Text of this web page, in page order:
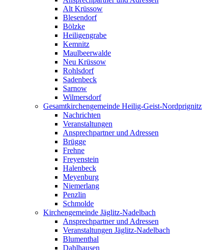
Alt Krüssow
Blesendorf
Bölzke
Heiligengrabe
Kemnitz
Maulbeerwalde
Neu Krüssow
Rohlsdorf
Sadenbeck
Sarnow
Wilmersdorf
Gesamtkirchengemeinde Heilig-Geist-Nordprignitz
Nachrichten
Veranstaltungen
Ansprechpartner und Adressen
Brügge
Frehne
Freyenstein
Halenbeck
Meyenburg
Niemerlang
Penzlin
Schmolde
Kirchengemeinde Jäglitz-Nadelbach
Ansprechpartner und Adressen
Veranstaltungen Jäglitz-Nadelbach
Blumenthal
Dahlhausen